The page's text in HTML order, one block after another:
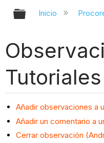
Expandir/
Inicio
Añadir observaciones a
Añadir un comentario a
Cerrar observación